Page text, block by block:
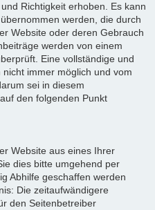
Richtigkeit erhoben. Es kann
werden, die durch
Website oder deren Gebrauch
werden von einem
Eine vollständige und
immer möglich und vom
sei in diesem
den folgenden Punkt
Website aus eines Ihrer
dies bitte umgehend per
Abhilfe geschaffen werden
Die zeitaufwändigere
den Seitenbetreiber